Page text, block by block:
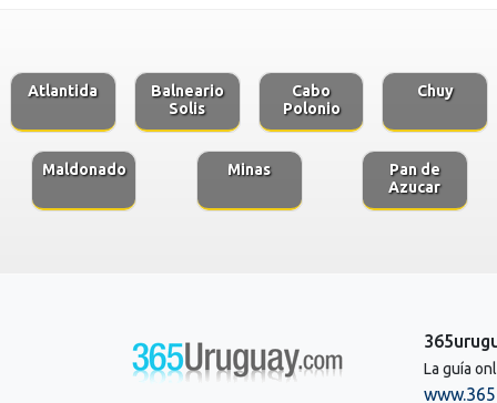
Atlantida
Balneario
Solis
Cabo
Polonio
Chuy
Maldonado Minas
Pan de
Azucar
La guía